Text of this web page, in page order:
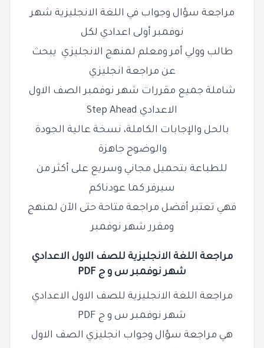
مراجعة سؤال وجواب في اللغة الانجليزية شهر
نوفمبر أولى اعدادي لكل
طالب وولي أمر ومعلم لمنهج الانجليزي يبحث
عن مراجعة انجليزي
شاملة جميع مقررات شهر نوفمبر الصف الاول
الاعدادي Step Ahead
بالحل والإجابات الكاملة، نسخة عالية الجودة
والوضوح جاهزة
للطباعة بتحميل مجاني وسريع على أكثر من
سيرفر كما عودناكم
فهي تعتبر أفضل مراجعة متاحة حتى الآن لمنهج
ومقرر شهر نوفمبر
مراجعة اللغة الانجليزية للصف الاول الاعدادي
شهر نوفمبر س و ج PDF
مراجعة اللغة الانجليزية للصف الاول الاعدادي
شهر نوفمبر س و ج PDF
هي مراجعة سؤال وجواب انجليزي الصف الاول